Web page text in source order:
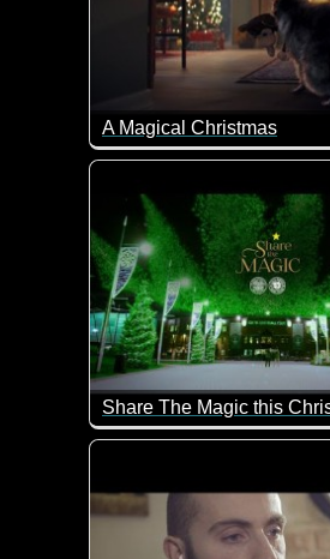
A Magical Christmas
Es geht einem doch
Share The Magic this
Ein wirklich schönes